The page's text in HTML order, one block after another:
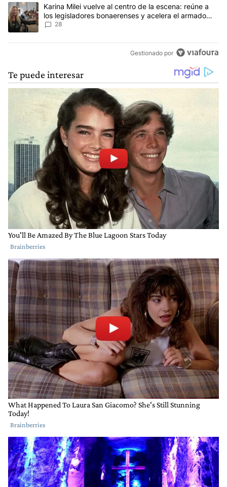
Un artículo de tendencia con el título "Karina Milei vuelve al
Karina Milei vuelve al centro de la escena: reúne a
los legisladores bonaerenses y acelera el armado
para 2027
28
Gestionado por